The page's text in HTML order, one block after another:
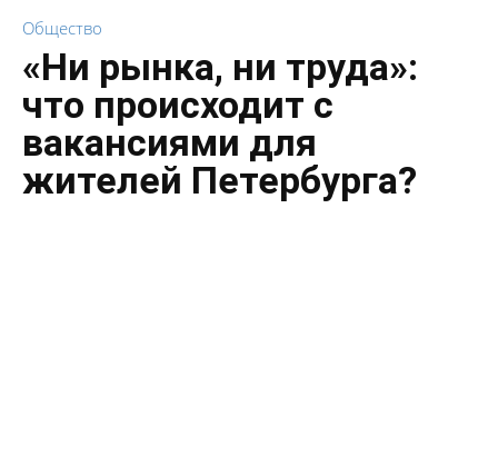
Общество
«Ни рынка, ни труда»:
что происходит с
вакансиями для
жителей Петербурга?